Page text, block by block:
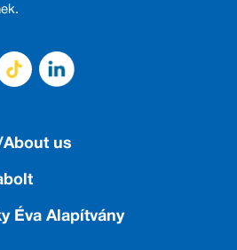
us
Éva Alapítvány